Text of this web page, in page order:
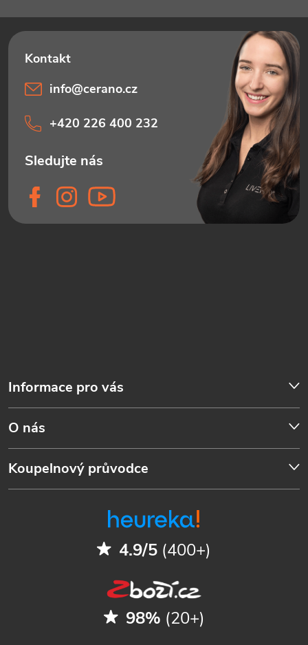
Informace pro vás
O nás
Koupelnový průvodce
info@cerano.cz
+420 226 400 232
4.9/5 (400+)
98% (20+)